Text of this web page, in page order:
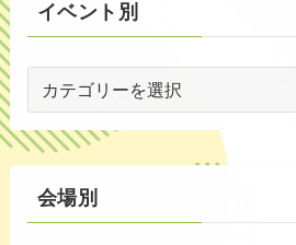
(19)
(1)
イベント別
ン
ト
別
会場別